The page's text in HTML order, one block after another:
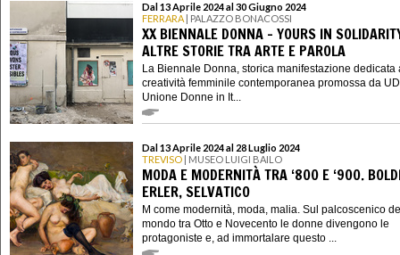
Dal 13 Aprile 2024 al 30 Giugno 2024
FERRARA | PALAZZO BONACOSSI
XX BIENNALE DONNA - YOURS IN
ALTRE STORIE TRA ARTE E PAROLA
La Biennale Donna, storica manifestazione dedicata
creatività femminile contemporanea promossa da
Unione Donne in It...
Dal 13 Aprile 2024 al 28 Luglio 2024
TREVISO | MUSEO LUIGI BAILO
MODA E MODERNITÀ TRA ‘800 E ‘900.
ERLER, SELVATICO
M come modernità, moda, malia. Sul palcoscenico
mondo tra Otto e Novecento le donne divengono le
protagoniste e, ad immortalare questo ...